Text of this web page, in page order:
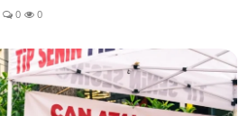
0 0